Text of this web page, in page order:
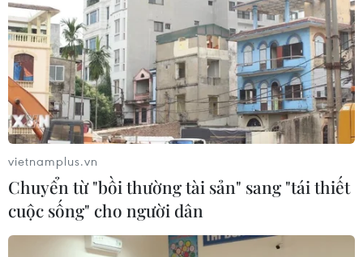
Phú Thọ
Tây Ninh Tp. Hồ Chí Minh
Theo dõi VietnamPlus
vietnamplus.vn
Chuyển từ "bồi thường tài sản" sang "tái thiết
cuộc sống" cho người dân